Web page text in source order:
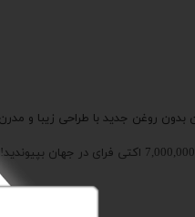
7,000,000 اکتی فرای در جهان بپیوندید!